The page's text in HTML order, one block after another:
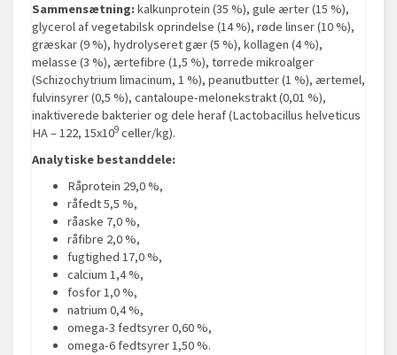
Sammensætning:kalkunprotein (35 %), gule ærter (15 %),
glycerol af vegetabilsk oprindelse (14 %), røde linser (10 %),
græskar (9 %), hydrolyseret gær (5 %), kollagen (4 %),
melasse (3 %), ærtefibre (1,5 %), tørrede mikroalger
(Schizochytrium limacinum, 1 %), peanutbutter (1 %), ærtemel,
fulvinsyrer (0,5 %), cantaloupe-melonekstrakt (0,01 %),
inaktiverede bakterier og dele heraf (Lactobacillus helveticus
HA – 122, 15x109 celler/kg).
Analytiske bestanddele:
Råprotein 29,0 %,
råfedt 5,5 %,
råaske 7,0 %,
råfibre 2,0 %,
fugtighed 17,0 %,
calcium 1,4 %,
fosfor 1,0 %,
natrium 0,4 %,
omega-3 fedtsyrer 0,60 %,
omega-6 fedtsyrer 1,50 %.